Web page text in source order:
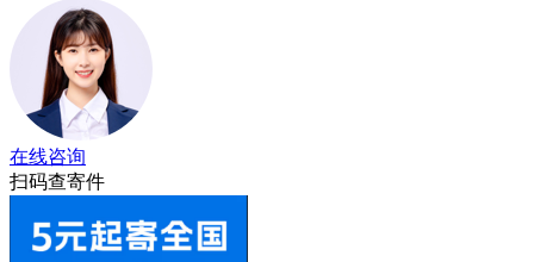
在线咨询
扫码查寄件